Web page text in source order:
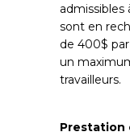
admissibles
sont en
de 400$
un
travailleurs.
Prestation